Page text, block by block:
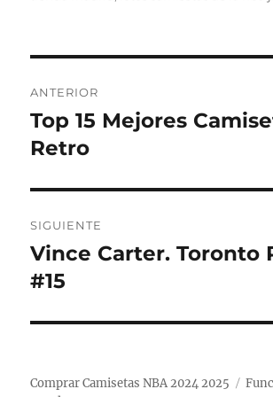
de
entradas
ANTERIOR
Entrada
anterior:
Top 15 Mejores
Retro
SIGUIENTE
Entrada
siguiente:
Vince Carter. Toronto
#15
Comprar Camisetas NBA 2024 2025